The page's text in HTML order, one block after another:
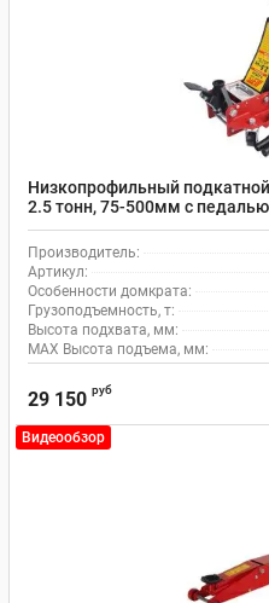
Низкопрофильный
2.5 тонн, 75-500мм с
Производитель:
Артикул:
Особенности домкрата:
Грузоподъемность, т:
Высота подхвата, мм:
MAX Высота подъема, мм:
29 150 руб
Видеообзор